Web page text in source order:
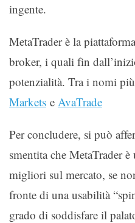
ingente.
MetaTrader è la
broker, i quali fin
potenzialità. Tra i nomi
Markets e AvaTrade
Per concludere, si può
smentita che MetaTrader
migliori sul mercato, se
fronte di una usabilità
grado di soddisfare il